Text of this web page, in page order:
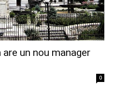
un nou manager
0